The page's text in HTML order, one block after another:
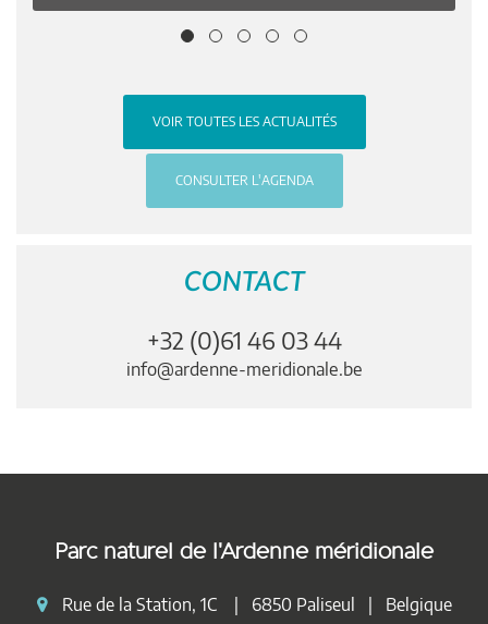
VOIR TOUTES LES ACTUALITÉS
CONSULTER L'AGENDA
CONTACT
+32 (0)61 46 03 44
info@ardenne-meridionale.be
Parc naturel de l'Ardenne méridionale
Rue de la Station, 1C | 6850 Paliseul | Belgique